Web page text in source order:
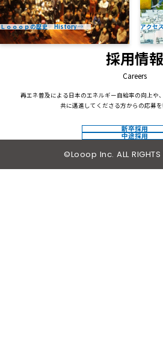
Ｌｏｏｏｐの歴史 History アクセ
採用情報
Careers
再エネ普及による日本のエネルギー自給率の向上や
共に邁進してくださる方からの応募を
新卒採用
中途採用
©Looop Inc. ALL RIGHTS